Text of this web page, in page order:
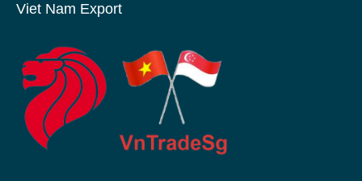
Viet Nam Export